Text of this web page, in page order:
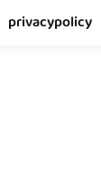
privacypolicy